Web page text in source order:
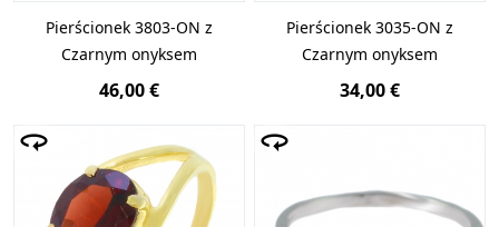
Pierścionek 3803-ON z
Czarnym onyksem
46,00 €
Pierścionek 3035-ON z
Czarnym onyksem
34,00 €